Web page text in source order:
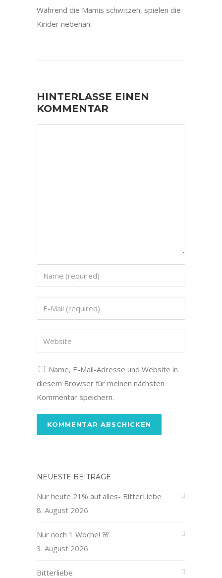
Während die Mamis schwitzen, spielen die
Kinder nebenan.
HINTERLASSE EINEN
KOMMENTAR
Name, E-Mail-Adresse und Website in
diesem Browser für meinen nächsten
Kommentar speichern.
NEUESTE BEITRÄGE
Nur heute 21% auf alles- BitterLiebe
8. August 2026
Nur noch 1 Woche! 🌸
3. August 2026
Bitterliebe